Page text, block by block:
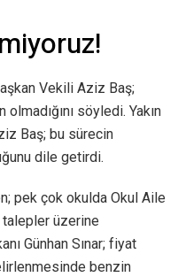
Vekili Aziz Baş;
söyledi. Yakın
Baş; bu sürecin
dile getirdi.
pek çok okulda Okul Aile
talepler üzerine
Günhan Sınar; fiyat
benzin